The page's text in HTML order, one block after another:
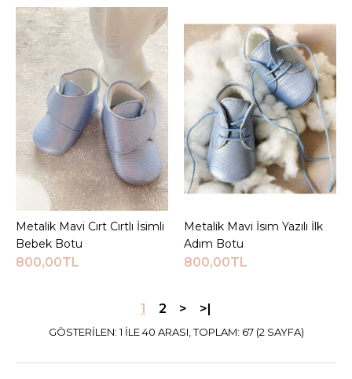
Sepete Ekle
KARŞILAŞTIRMA LISTESINE EKLE
ALIŞVERIŞ LISTESINE EKLE
JEEYMI BABY
Kırmızı Kalp Detaylı Luz
İsimli Ayakkabı
720,00TL
Sepete Ekle
KARŞILAŞTIRMA LISTESINE EKLE
ALIŞVERIŞ LISTESINE EKLE
Sepete Ekle
Metalik Mavi Cırt Cırtlı İsimli
Bebek Botu
800,00TL
Sepete Ekle
Metalik Mavi İsim Yazılı İlk
Adım Botu
800,00TL
1 2 > >|
GÖSTERILEN: 1 ILE 40 ARASI, TOPLAM: 67 (2 SAYFA)